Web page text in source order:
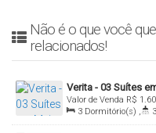
Não é o que você
relacionados!
Verita - 03 Suítes
R$
Valor de Venda
Praia, Itapema, Santa
3 Dormitório(s) , 3
199.00m² , 2